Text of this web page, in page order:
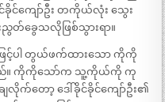
ခိုင်ကျော်ဦး တကိုယ်လုံး သွေး
းညွတ်ခွေသလိုဖြစ်သွားရာ။
င့်ပါ တွယ်ဖက်ထားသော ကိုကို
ည်။ ကိုကိုသော်က သူ့ကိုယ်ကို ကု
က်တော့ ဒေါ်ခိုင်ခိုင်ကျော်ဦး၏